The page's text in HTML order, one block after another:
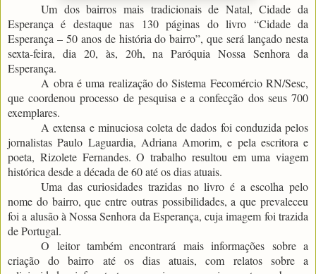
Um dos bairros mais tradicionais de Natal, Cidade da
Esperança é destaque nas 130 páginas do livro “Cidade da
Esperança – 50 anos de história do bairro”, que será lançado nesta
sexta-feira, dia 20, às, 20h, na Paróquia Nossa Senhora da
Esperança.
A obra é uma realização do Sistema Fecomércio RN/Sesc,
que coordenou processo de pesquisa e a confecção dos seus 700
exemplares.
A extensa e minuciosa coleta de dados foi conduzida pelos
jornalistas Paulo Laguardia, Adriana Amorim, e pela escritora e
poeta, Rizolete Fernandes. O trabalho resultou em uma viagem
histórica desde a década de 60 até os dias atuais.
Uma das curiosidades trazidas no livro é a escolha pelo
nome do bairro, que entre outras possibilidades, a que prevaleceu
foi a alusão à Nossa Senhora da Esperança, cuja imagem foi trazida
de Portugal.
O leitor também encontrará mais informações sobre a
criação do bairro até os dias atuais, com relatos sobre a